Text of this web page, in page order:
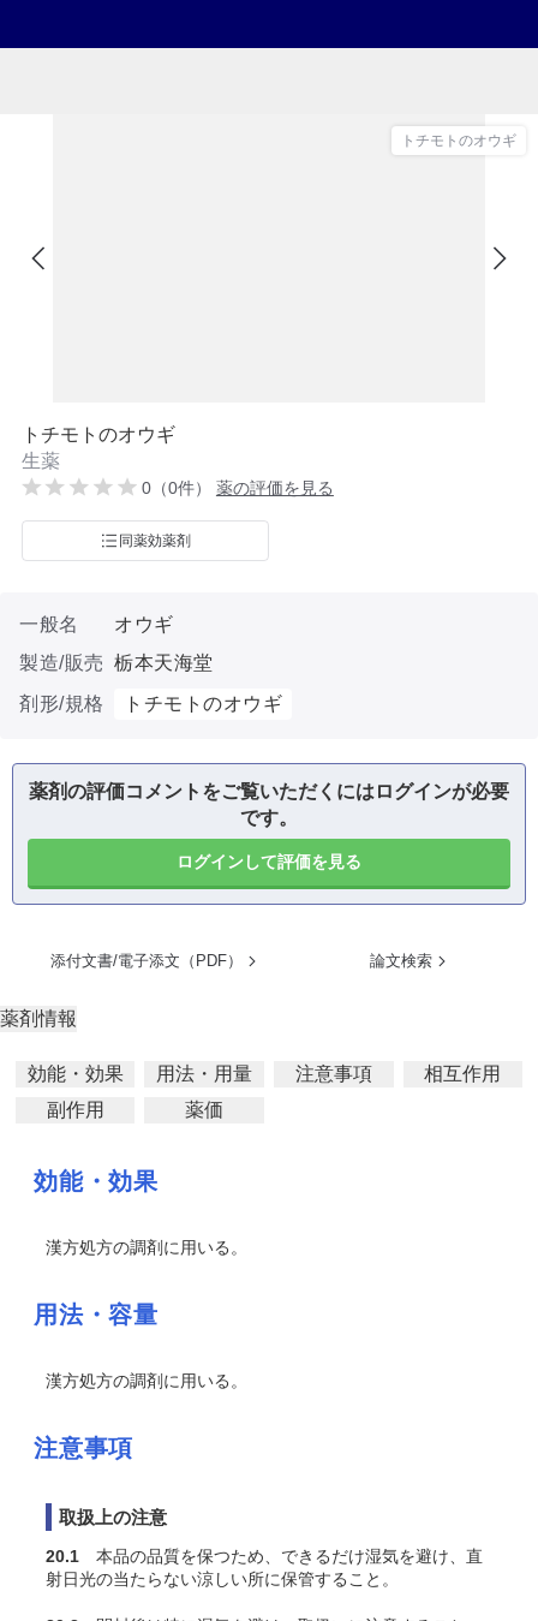
トチモトのオウギ
トチモトのオウギ
生薬
0（0件） 薬の評価を見る
同薬効薬剤
一般名
オウギ
製造/販売 栃本天海堂
剤形/規格
トチモトのオウギ
薬剤の評価コメントをご覧いただくにはログインが必要
です。
ログインして評価を見る
添付文書/電子添文（PDF） 論文検索
薬剤情報
効能・効果 用法・用量 注意事項
相互作用
副作用
薬価
効能・効果
漢方処方の調剤に用いる。
用法・容量
漢方処方の調剤に用いる。
注意事項
取扱上の注意
20.1 本品の品質を保つため、できるだけ湿気を避け、直
射日光の当たらない涼しい所に保管すること。